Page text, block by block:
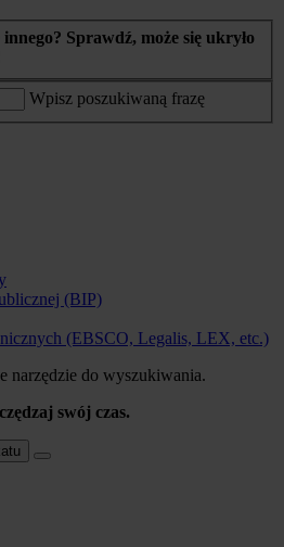
innego? Sprawdź, może się ukryło
Wpisz poszukiwaną frazę
(BIP)
(EBSCO, Legalis, LEX, etc.)
narzędzie do wyszukiwania.
swój czas.